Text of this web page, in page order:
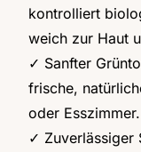
kontrolliert
weich zur Haut
✓ Sanfter
frische,
oder Esszimmer.
✓ Zuverlässiger